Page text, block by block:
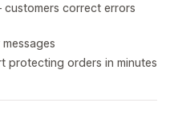
customers correct errors
protecting orders in minutes